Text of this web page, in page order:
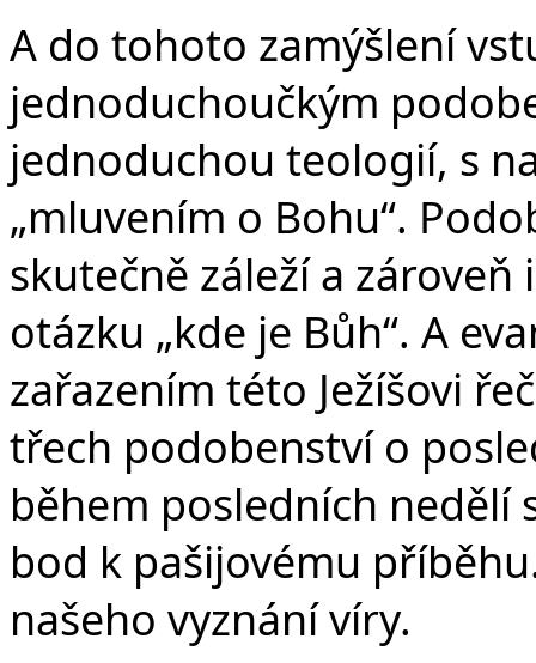
A do tohoto zamýšlení
jednoduchoučkým
jednoduchou teologií, s
„mluvením o Bohu“.
skutečně záleží a
otázku „kde je Bůh“. A
zařazením této Ježíšovi
třech podobenství o
během posledních nedělí
bod k pašijovému
našeho vyznání víry.